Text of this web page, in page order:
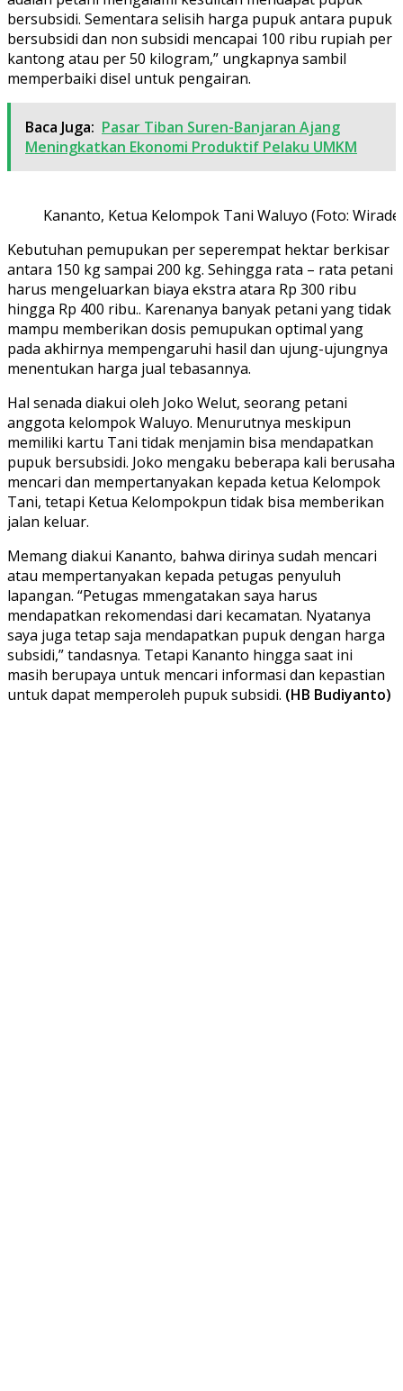
bersubsidi. Sementara selisih harga pupuk antara pupuk
bersubsidi dan non subsidi mencapai 100 ribu rupiah per
kantong atau per 50 kilogram,” ungkapnya sambil
memperbaiki disel untuk pengairan.
Baca Juga: Pasar Tiban Suren-Banjaran Ajang
Meningkatkan Ekonomi Produktif Pelaku UMKM
Kananto, Ketua Kelompok Tani Waluyo (Foto:
Kebutuhan pemupukan per seperempat hektar berkisar
antara 150 kg sampai 200 kg. Sehingga rata – rata petani
harus mengeluarkan biaya ekstra atara Rp 300 ribu
hingga Rp 400 ribu.. Karenanya banyak petani yang tidak
mampu memberikan dosis pemupukan optimal yang
pada akhirnya mempengaruhi hasil dan ujung-ujungnya
menentukan harga jual tebasannya.
Hal senada diakui oleh Joko Welut, seorang petani
anggota kelompok Waluyo. Menurutnya meskipun
memiliki kartu Tani tidak menjamin bisa mendapatkan
pupuk bersubsidi. Joko mengaku beberapa kali berusaha
mencari dan mempertanyakan kepada ketua Kelompok
Tani, tetapi Ketua Kelompokpun tidak bisa memberikan
jalan keluar.
Memang diakui Kananto, bahwa dirinya sudah mencari
atau mempertanyakan kepada petugas penyuluh
lapangan. “Petugas mmengatakan saya harus
mendapatkan rekomendasi dari kecamatan. Nyatanya
saya juga tetap saja mendapatkan pupuk dengan harga
subsidi,” tandasnya. Tetapi Kananto hingga saat ini
masih berupaya untuk mencari informasi dan kepastian
untuk dapat memperoleh pupuk subsidi. (HB Budiyanto)